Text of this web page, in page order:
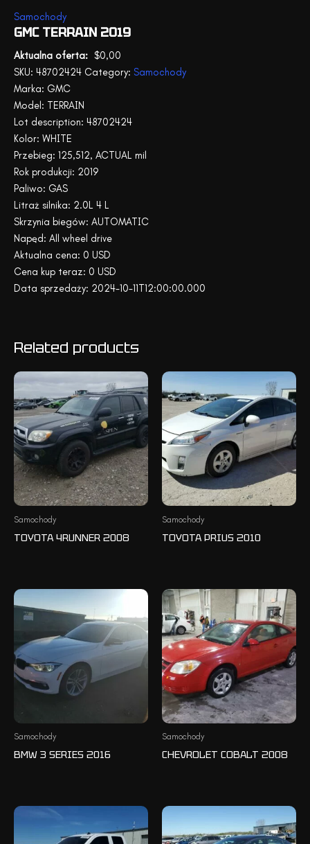
Samochody
GMC TERRAIN 2019
$0,00
SKU: 48702424 Category: Samochody
Marka: GMC
Model: TERRAIN
Lot description: 48702424
Kolor: WHITE
Przebieg: 125,512, ACTUAL mil
Rok produkcji: 2019
Paliwo: GAS
Litraż silnika: 2.0L 4 L
Skrzynia biegów: AUTOMATIC
Napęd: All wheel drive
Aktualna cena: 0 USD
Cena kup teraz: 0 USD
Data sprzedaży: 2024-10-11T12:00:00.000
Related products
Samochody
TOYOTA 4RUNNER 2008
Samochody
TOYOTA PRIUS 2010
Samochody
BMW 3 SERIES 2016
Samochody
CHEVROLET COBALT 2008